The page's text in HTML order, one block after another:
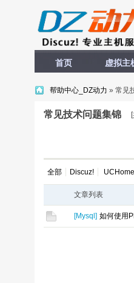
首页 虚拟主
帮助中心_DZ动力 » 常见
常见技术问题集锦
全部 Discuz! UCHome
文章列表
[Mysql ] 如何使用